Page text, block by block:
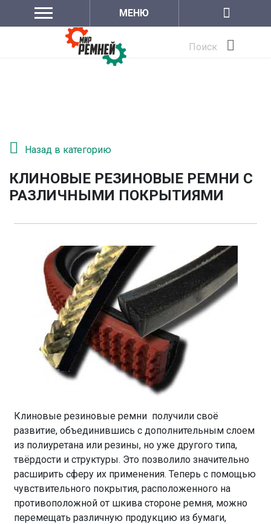
МЕНЮ
Поиск
Назад в категорию
КЛИНОВЫЕ РЕЗИНОВЫЕ РЕМНИ С
РАЗЛИЧНЫМИ ПОКРЫТИЯМИ
Клиновые резиновые ремни получили своё
развитие, объединившись с дополнительным слоем
из полиуретана или резины, но уже другого типа,
твёрдости и структуры. Это позволило значительно
расширить сферу их применения. Теперь с помощью
чувствительного покрытия, расположенного на
противоположной от шкива стороне ремня, можно
перемещать различную продукцию из бумаги,